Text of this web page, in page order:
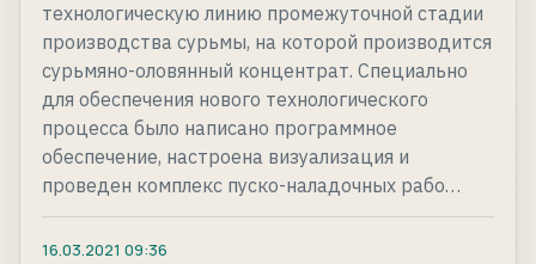
технологическую линию промежуточной стадии
производства сурьмы, на которой производится
сурьмяно-оловянный концентрат. Специально
для обеспечения нового технологического
процесса было написано программное
обеспечение, настроена визуализация и
проведен комплекс пуско-наладочных рабо…
16.03.2021 09:36